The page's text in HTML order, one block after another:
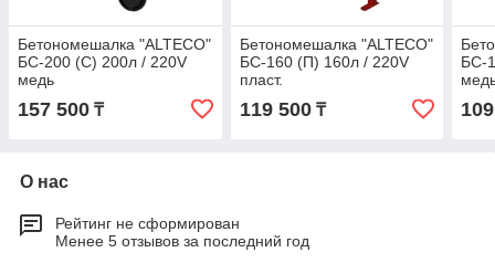
Бетономешалка "ALTECO"
БС-200 (С) 200л / 220V
медь
157 500 ₸
Бетономешалка "ALTECO"
БС-160 (П) 160л / 220V
пласт.
119 500₸
БС-
О нас
Рейтинг не сформирован
Менее 5 отзывов за последний год